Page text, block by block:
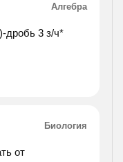
Алгебра
дробь 3 з/ч*
Биология
от